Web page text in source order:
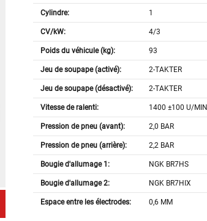
Cylindre: 1
CV/kW: 4/3
Poids du véhicule (kg): 93
Jeu de soupape (activé): 2-TAKTER
Jeu de soupape (désactivé): 2-TAKTER
Vitesse de ralenti: 1400 ±100 U/MIN
Pression de pneu (avant): 2,0 BAR
Pression de pneu (arrière): 2,2 BAR
Bougie d'allumage 1: NGK BR7HS
Bougie d'allumage 2: NGK BR7HIX
Espace entre les électrodes: 0,6 MM